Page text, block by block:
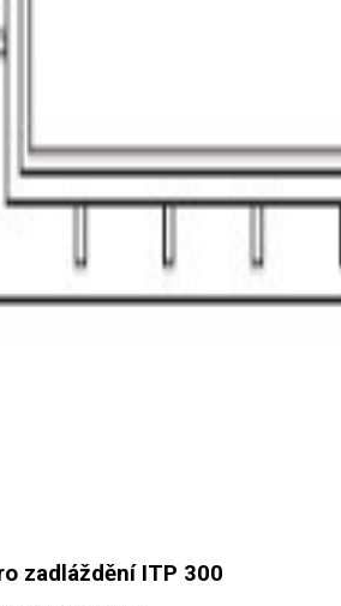
zadláždění ITP 300